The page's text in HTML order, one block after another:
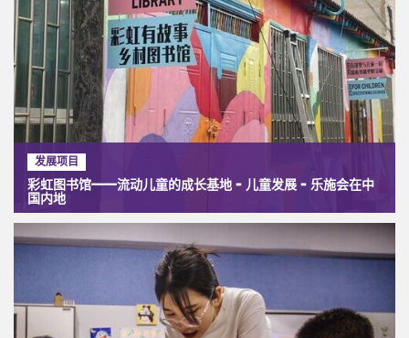
发展项目
彩虹图书馆——流动儿童的成长基地 - 儿童发展 - 乐施会在中
国内地